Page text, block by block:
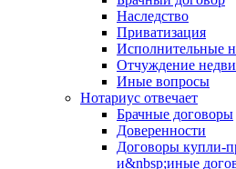
Наследство
Приватизация
Исполнительные
Отчуждение
Иные вопросы
Нотариус отвечает
Брачные договоры
Доверенности
Договоры купли-
и&nbsp;иные